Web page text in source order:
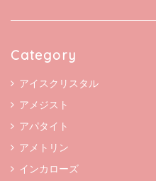
Category
アイスクリスタル
アメジスト
アパタイト
アメトリン
インカローズ